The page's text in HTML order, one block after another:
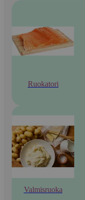
Ruokatori
Valmisruoka